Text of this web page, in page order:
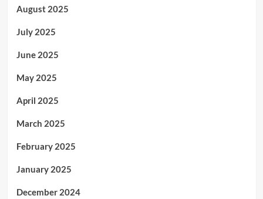
August 2025
July 2025
June 2025
May 2025
April 2025
March 2025
February 2025
January 2025
December 2024